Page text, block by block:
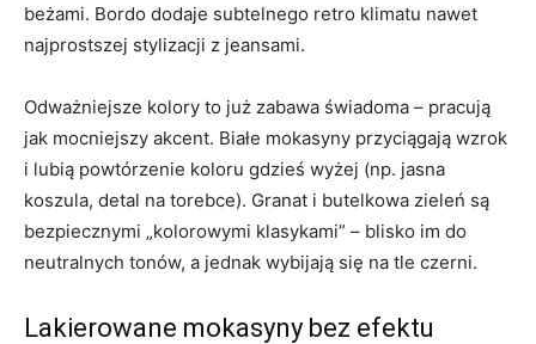
beżami. Bordo dodaje subtelnego retro klimatu nawet
najprostszej stylizacji z jeansami.
Odważniejsze kolory to już zabawa świadoma – pracują
jak mocniejszy akcent. Białe mokasyny przyciągają wzrok
i lubią powtórzenie koloru gdzieś wyżej (np. jasna
koszula, detal na torebce). Granat i butelkowa zieleń są
bezpiecznymi „kolorowymi klasykami” – blisko im do
neutralnych tonów, a jednak wybijają się na tle czerni.
Lakierowane mokasyny bez efektu